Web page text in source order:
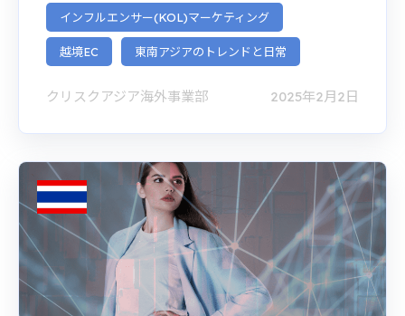
インフルエンサー(KOL)マーケティング
越境EC 東南アジアのトレンドと日常
クリスクアジア海外事業部 2025年2月2日